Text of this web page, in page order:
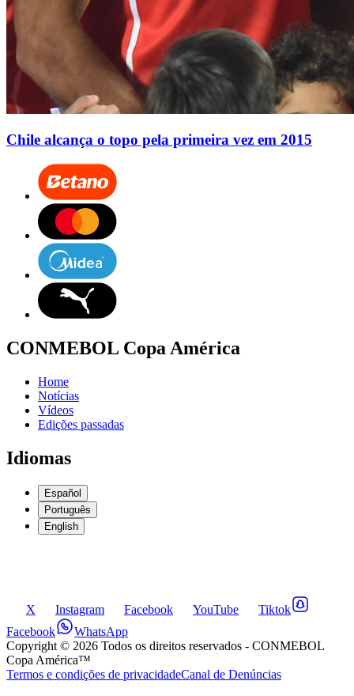
Chile alcança o topo pela primeira vez em 2015
CONMEBOL Copa América
Home
Notícias
Vídeos
Edições passadas
Idiomas
Español
Português
English
X Instagram Facebook YouTube
Tiktok
Facebook
WhatsApp
Copyright © 2026 Todos os direitos reservados - CONMEBOL
Copa América™
Termos e condições de privacidadeCanal de Denúncias